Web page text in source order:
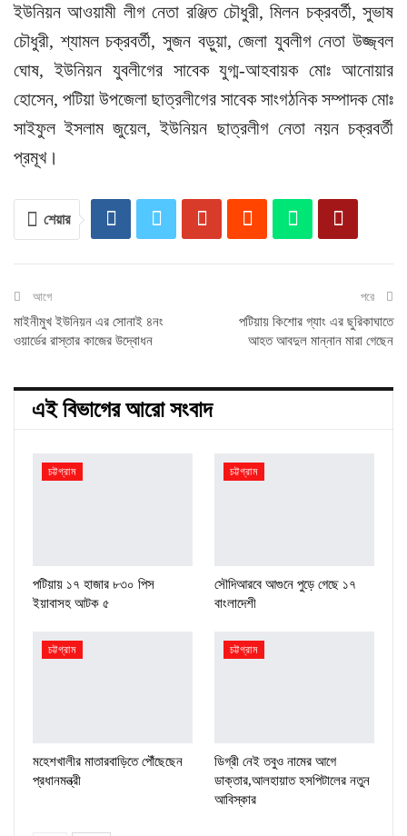
ইউনিয়ন আওয়ামী লীগ নেতা রঞ্জিত চৌধুরী, মিলন চক্রবর্তী, সুভাষ
চৌধুরী, শ্যামল চক্রবর্তী, সুজন বড়ুয়া, জেলা যুবলীগ নেতা উজ্জ্বল
ঘোষ, ইউনিয়ন যুবলীগের সাবেক যুগ্ম-আহবায়ক মোঃ আনোয়ার
হোসেন, পটিয়া উপজেলা ছাত্রলীগের সাবেক সাংগঠনিক সম্পাদক মোঃ
সাইফুল ইসলাম জুয়েল, ইউনিয়ন ছাত্রলীগ নেতা নয়ন চক্রবর্তী
প্রমূখ।
শেয়ার
আগে
মাইনীমুখ ইউনিয়ন এর সোনাই ৪নং
ওয়ার্ডের রাস্তার কাজের উদ্বোধন
পরে
পটিয়ায় কিশোর গ্যাং এর ছুরিকাঘাতে
আহত আবদুল মান্নান মারা গেছেন
এই বিভাগের আরো সংবাদ
চট্টগ্রাম
পটিয়ায় ১৭ হাজার ৮৩০ পিস
ইয়াবাসহ আটক ৫
চট্টগ্রাম
সৌদিআরবে আগুনে পুড়ে গেছে ১৭
বাংলাদেশী
চট্টগ্রাম
মহেশখালীর মাতারবাড়িতে পৌঁছেছেন
প্রধানমন্ত্রী
চট্টগ্রাম
ডিগ্রী নেই তবুও নামের আগে
ডাক্তার,আলহায়াত হসপিটালের নতুন
আবিস্কার